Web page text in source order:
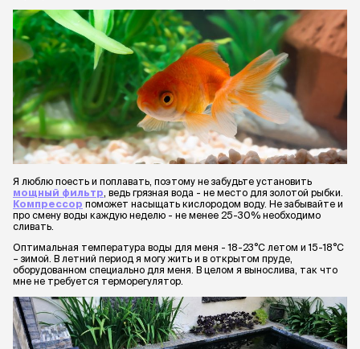
Я люблю поесть и поплавать, поэтому не забудьте установить
мощный фильтр , ведь грязная вода - не место для золотой рыбки.
Компрессор поможет насыщать кислородом воду. Не забывайте и
про смену воды каждую неделю - не менее 25-30% необходимо
сливать.
Оптимальная температура воды для меня - 18-23°С летом и 15-18°С
– зимой. В летний период я могу жить и в открытом пруде,
оборудованном специально для меня. В целом я вынослива, так что
мне не требуется терморегулятор.